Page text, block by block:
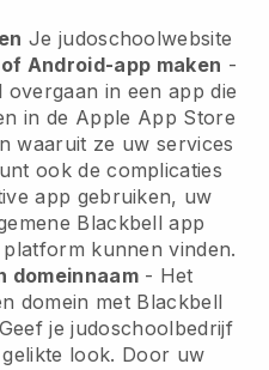
Je judoschoolwebsite
of Android-app maken -
in een app die
in de Apple App Store
waaruit ze uw services
ook de complicaties
app gebruiken, uw
Blackbell app
kunnen vinden.
domeinnaam- Het
domein met Blackbell
Geef je judoschoolbedrijf
look. Door uw